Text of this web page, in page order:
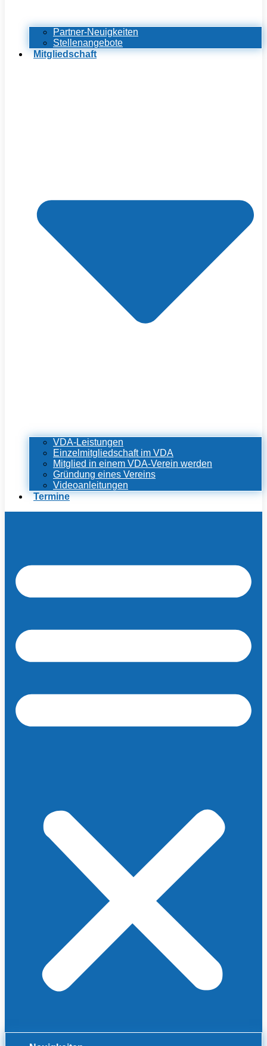
Partner-Neuigkeiten
Stellenangebote
Mitgliedschaft
VDA-Leistungen
Einzelmitgliedschaft im VDA
Mitglied in einem VDA-Verein werden
Gründung eines Vereins
Videoanleitungen
Termine